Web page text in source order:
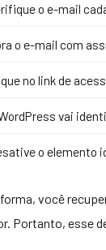
o e-mail
o e-mail com
no link de
vai
o elemento
você
Portanto, esse